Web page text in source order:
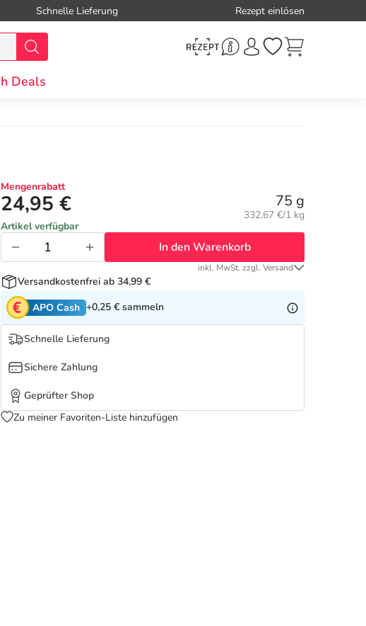
Schnelle Lieferung Rezept einlösen
Deals
Mengenrabatt
24,95 € 75 g
Grundpreis:
332,67 €/1 kg
Artikel verfügbar
In den Warenkorb
inkl. MwSt. zzgl. Versand
Versandkostenfrei ab 34,99 €
APO Cash +0,25 € sammeln
Schnelle Lieferung
Sichere Zahlung
Geprüfter Shop
Zu meiner Favoriten-Liste hinzufügen